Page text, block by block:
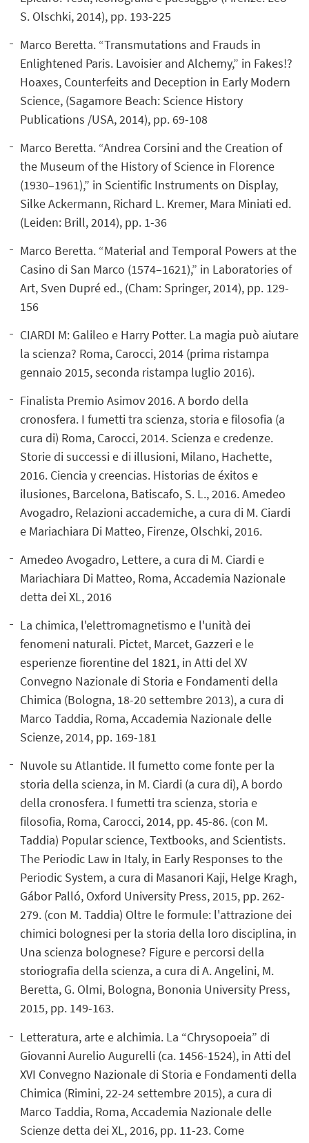
S. Olschki, 2014), pp. 193-225
Marco Beretta. “Transmutations and Frauds in
Enlightened Paris. Lavoisier and Alchemy,” in Fakes!?
Hoaxes, Counterfeits and Deception in Early Modern
Science, (Sagamore Beach: Science History
Publications /USA, 2014), pp. 69-108
Marco Beretta. “Andrea Corsini and the Creation of
the Museum of the History of Science in Florence
(1930–1961),” in Scientific Instruments on Display,
Silke Ackermann, Richard L. Kremer, Mara Miniati ed.
(Leiden: Brill, 2014), pp. 1-36
Marco Beretta. “Material and Temporal Powers at the
Casino di San Marco (1574–1621),” in Laboratories of
Art, Sven Dupré ed., (Cham: Springer, 2014), pp. 129-
156
CIARDI M: Galileo e Harry Potter. La magia può aiutare
la scienza? Roma, Carocci, 2014 (prima ristampa
gennaio 2015, seconda ristampa luglio 2016).
Finalista Premio Asimov 2016. A bordo della
cronosfera. I fumetti tra scienza, storia e filosofia (a
cura di) Roma, Carocci, 2014. Scienza e credenze.
Storie di successi e di illusioni, Milano, Hachette,
2016. Ciencia y creencias. Historias de éxitos e
ilusiones, Barcelona, Batiscafo, S. L., 2016. Amedeo
Avogadro, Relazioni accademiche, a cura di M. Ciardi
e Mariachiara Di Matteo, Firenze, Olschki, 2016.
Amedeo Avogadro, Lettere, a cura di M. Ciardi e
Mariachiara Di Matteo, Roma, Accademia Nazionale
detta dei XL, 2016
La chimica, l'elettromagnetismo e l'unità dei
fenomeni naturali. Pictet, Marcet, Gazzeri e le
esperienze fiorentine del 1821, in Atti del XV
Convegno Nazionale di Storia e Fondamenti della
Chimica (Bologna, 18-20 settembre 2013), a cura di
Marco Taddia, Roma, Accademia Nazionale delle
Scienze, 2014, pp. 169-181
Nuvole su Atlantide. Il fumetto come fonte per la
storia della scienza, in M. Ciardi (a cura di), A bordo
della cronosfera. I fumetti tra scienza, storia e
filosofia, Roma, Carocci, 2014, pp. 45-86. (con M.
Taddia) Popular science, Textbooks, and Scientists.
The Periodic Law in Italy, in Early Responses to the
Periodic System, a cura di Masanori Kaji, Helge Kragh,
Gábor Palló, Oxford University Press, 2015, pp. 262-
279. (con M. Taddia) Oltre le formule: l'attrazione dei
chimici bolognesi per la storia della loro disciplina, in
Una scienza bolognese? Figure e percorsi della
storiografia della scienza, a cura di A. Angelini, M.
Beretta, G. Olmi, Bologna, Bononia University Press,
2015, pp. 149-163.
Letteratura, arte e alchimia. La “Chrysopoeia” di
Giovanni Aurelio Augurelli (ca. 1456-1524), in Atti del
XVI Convegno Nazionale di Storia e Fondamenti della
Chimica (Rimini, 22-24 settembre 2015), a cura di
Marco Taddia, Roma, Accademia Nazionale delle
Scienze detta dei XL, 2016, pp. 11-23. Come